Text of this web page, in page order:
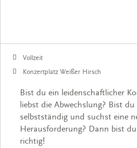
Vollzeit
Konzertplatz Weißer Hirsch
Bist du ein leidenschaftlicher
liebst die Abwechslung? Bist
selbstständig und suchst eine
Herausforderung? Dann bist
richtig!